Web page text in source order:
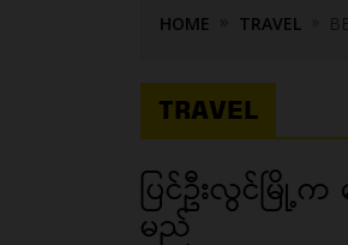
HOME TRAVEL
TRAVEL
ပြင်ဦးလွင်မြို့
မည်